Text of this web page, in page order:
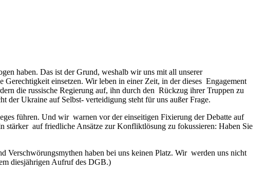
haben. Das ist der Grund, weshalb wir uns mit all unserer
einsetzen. Wir leben in einer Zeit, in der dieses Engagement
die russische Regierung auf, ihn durch den Rückzug ihrer Truppen zu
der Ukraine auf Selbst- verteidigung steht für uns außer Frage.
führen. Und wir warnen vor der einseitigen Fixierung der Debatte auf
stärker auf friedliche Ansätze zur Konfliktlösung zu fokussieren: Haben Sie
Verschwörungsmythen haben bei uns keinen Platz. Wir werden uns nicht
diesjährigen Aufruf des DGB.)